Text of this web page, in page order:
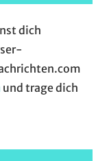
dich
und trage dich